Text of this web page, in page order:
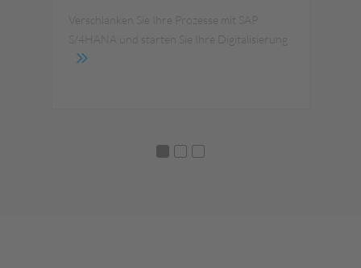
Verschlanken Sie Ihre Prozesse mit SAP
S/4HANA und starten Sie Ihre Digitalisierung